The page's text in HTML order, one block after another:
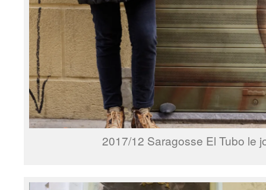
2017/12 Saragosse El Tubo le